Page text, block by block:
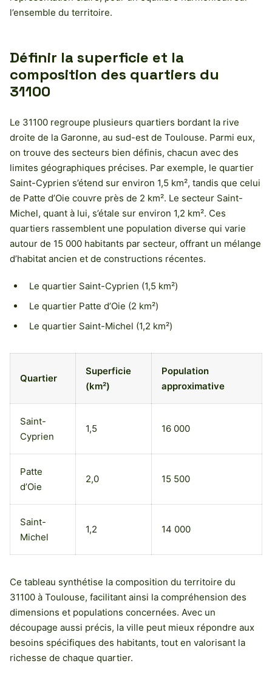
l’ensemble du territoire.
Définir la superficie et la
composition des quartiers du
31100
Le 31100 regroupe plusieurs quartiers bordant la rive
droite de la Garonne, au sud-est de Toulouse. Parmi eux,
on trouve des secteurs bien définis, chacun avec des
limites géographiques précises. Par exemple, le quartier
Saint-Cyprien s’étend sur environ 1,5 km², tandis que celui
de Patte d’Oie couvre près de 2 km². Le secteur Saint-
Michel, quant à lui, s’étale sur environ 1,2 km². Ces
quartiers rassemblent une population diverse qui varie
autour de 15 000 habitants par secteur, offrant un mélange
d’habitat ancien et de constructions récentes.
Le quartier Saint-Cyprien (1,5 km²)
Le quartier Patte d’Oie (2 km²)
Le quartier Saint-Michel (1,2 km²)
Quartier
Superficie
(km²)
Population
approximative
Saint-
Cyprien
1,5 16 000
Patte
d’Oie
2,0 15 500
Saint-
Michel
1,2 14 000
Ce tableau synthétise la composition du territoire du
31100 à Toulouse, facilitant ainsi la compréhension des
dimensions et populations concernées. Avec un
découpage aussi précis, la ville peut mieux répondre aux
besoins spécifiques des habitants, tout en valorisant la
richesse de chaque quartier.